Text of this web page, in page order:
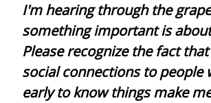
I'm hearing through the
something important is
Please recognize the fact
social connections to people
early to know things make